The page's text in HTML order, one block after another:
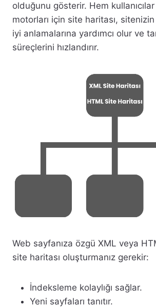
olduğunu gösterir. Hem
motorları için site haritası, sitenizin
iyi anlamalarına yardımcı olur ve
süreçlerini hızlandırır.
Web sayfanıza özgü XML veya
site haritası oluşturmanız gerekir:
İndeksleme kolaylığı sağlar.
Yeni sayfaları tanıtır.